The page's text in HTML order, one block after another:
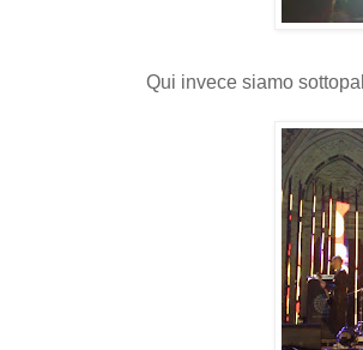
Qui invece siamo